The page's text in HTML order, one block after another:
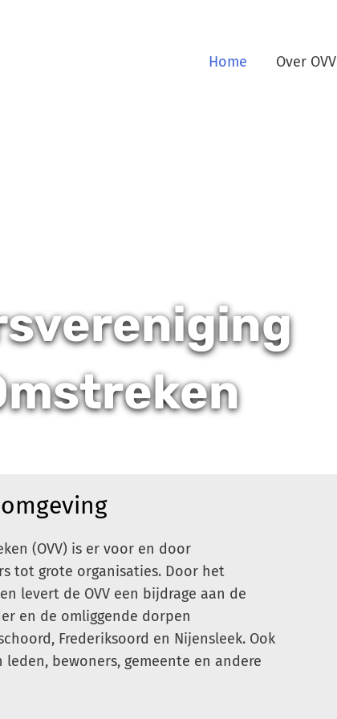
Home Over OVV
(OVV) is er voor en door
tot grote organisaties. Door het
levert de OVV een bijdrage aan de
en de omliggende dorpen
Frederiksoord en Nijensleek. Ook
bewoners, gemeente en andere